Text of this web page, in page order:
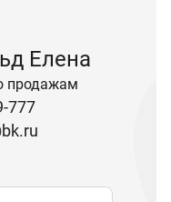
Елена
продажам
777